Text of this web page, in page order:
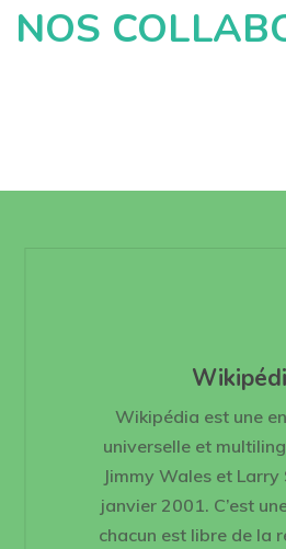
NOS
Wikipédia est une
universelle et
Jimmy Wales et Larry
janvier 2001. C’est
chacun est libre de la